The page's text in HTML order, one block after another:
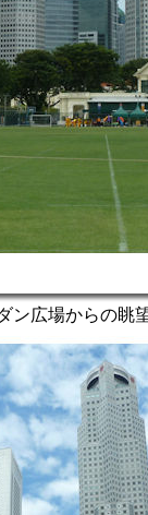
ン広場からの眺